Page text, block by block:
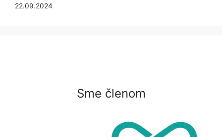
22.09.2024
Sme členom